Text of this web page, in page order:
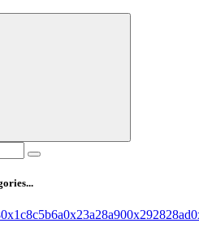
0x1c8c5b6a0x23a28a900x292828ad